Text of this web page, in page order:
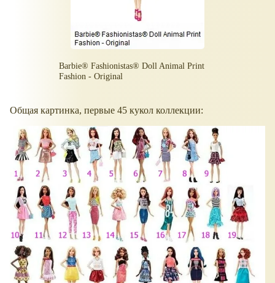
Barbie® Fashionistas® Doll Animal Print
Fashion - Original
Общая картинка, первые 45 кукол коллекции: